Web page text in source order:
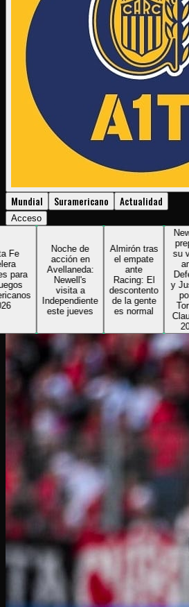
Mundial
Suramericano Actualidad
Acceso
Noche de
acción en
Avellaneda:
Newell's
Independiente
este jueves
Almirón tras
el empate
ante
Racing: El
descontento
de la gente
es normal
prepara
su visita
ante
Defensa
y Justicia
por el
Torneo
Clausura